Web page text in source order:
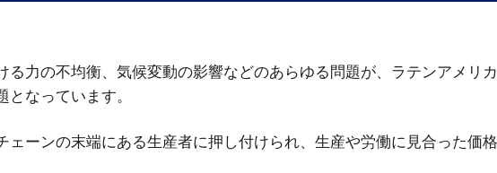
力の不均衡、気候変動の影響などのあらゆる問題が、ラテンアメリ
なっています。
ーンの末端にある生産者に押し付けられ、生産や労働に見合った価